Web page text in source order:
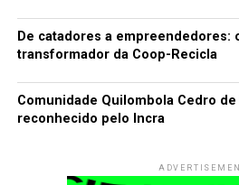
De catadores a empreendedores:
transformador da Coop-Recicla
Comunidade Quilombola Cedro
reconhecido pelo Incra